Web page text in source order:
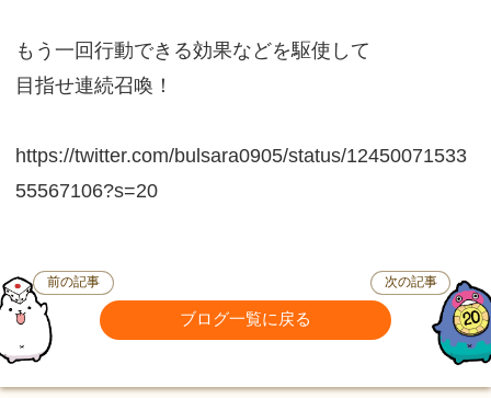
もう一回行動できる効果などを駆使して
目指せ連続召喚！
https://twitter.com/bulsara0905/status/12450071533
55567106?s=20
前の記事
ブログ一覧に戻る
次の記事